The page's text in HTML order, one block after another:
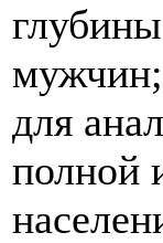
мужчин;
для
полной